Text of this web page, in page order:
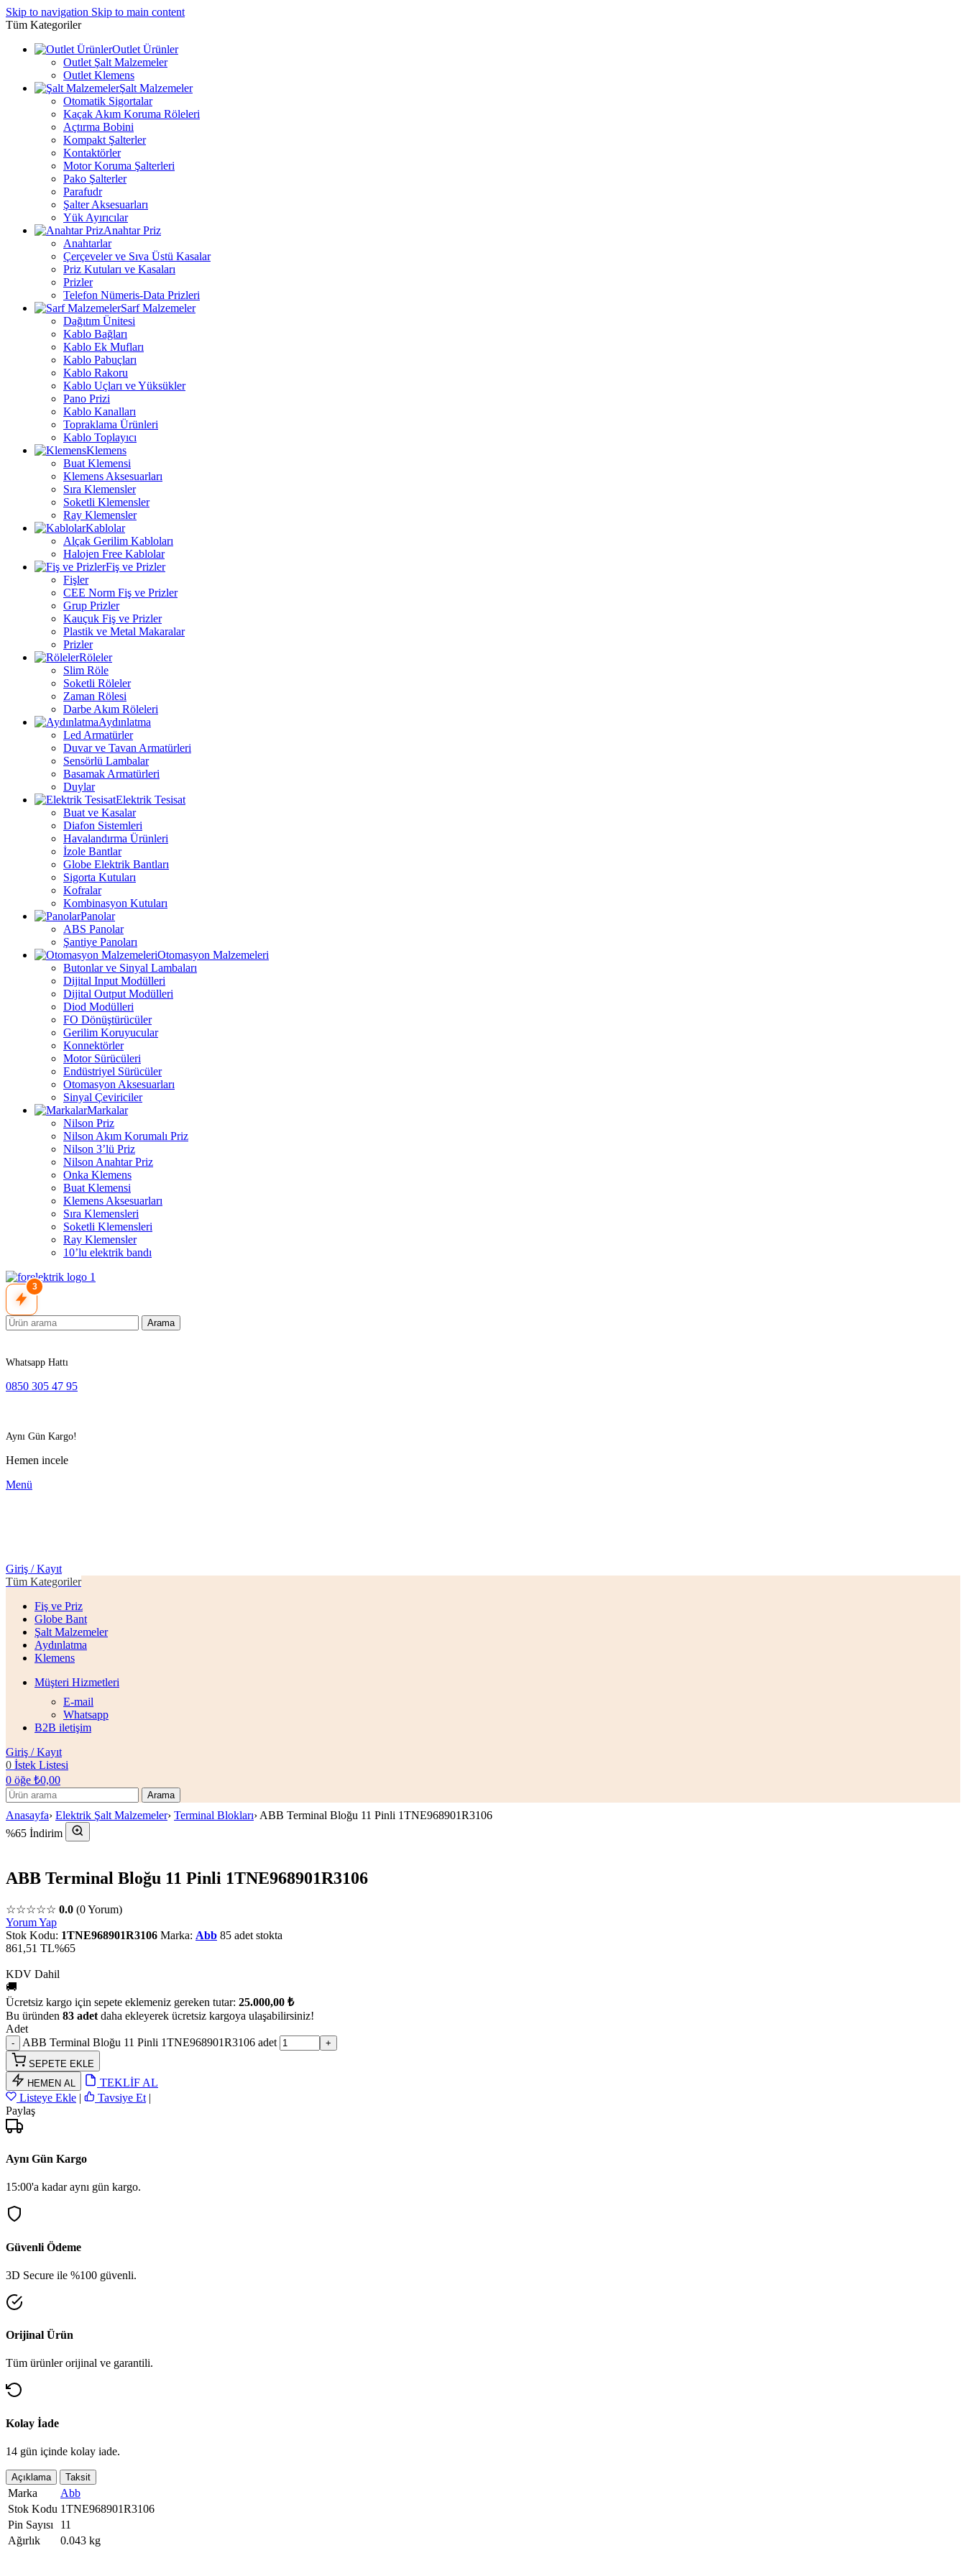
Skip to navigation Skip to main content
Tüm Kategoriler
Outlet Ürünler
Outlet Şalt Malzemeler
Outlet Klemens
Şalt Malzemeler
Otomatik Sigortalar
Kaçak Akım Koruma Röleleri
Açtırma Bobini
Kompakt Şalterler
Kontaktörler
Motor Koruma Şalterleri
Pako Şalterler
Parafudr
Şalter Aksesuarları
Yük Ayırıcılar
Anahtar Priz
Anahtarlar
Çerçeveler ve Sıva Üstü Kasalar
Priz Kutuları ve Kasaları
Prizler
Telefon Nümeris-Data Prizleri
Sarf Malzemeler
Dağıtım Ünitesi
Kablo Bağları
Kablo Ek Mufları
Kablo Pabuçları
Kablo Rakoru
Kablo Uçları ve Yüksükler
Pano Prizi
Kablo Kanalları
Topraklama Ürünleri
Kablo Toplayıcı
Klemens
Buat Klemensi
Klemens Aksesuarları
Sıra Klemensler
Soketli Klemensler
Ray Klemensler
Kablolar
Alçak Gerilim Kabloları
Halojen Free Kablolar
Fiş ve Prizler
Fişler
CEE Norm Fiş ve Prizler
Grup Prizler
Kauçuk Fiş ve Prizler
Plastik ve Metal Makaralar
Prizler
Röleler
Slim Röle
Soketli Röleler
Zaman Rölesi
Darbe Akım Röleleri
Aydınlatma
Led Armatürler
Duvar ve Tavan Armatürleri
Sensörlü Lambalar
Basamak Armatürleri
Duylar
Elektrik Tesisat
Buat ve Kasalar
Diafon Sistemleri
Havalandırma Ürünleri
İzole Bantlar
Globe Elektrik Bantları
Sigorta Kutuları
Kofralar
Kombinasyon Kutuları
Panolar
ABS Panolar
Şantiye Panoları
Otomasyon Malzemeleri
Butonlar ve Sinyal Lambaları
Dijital Input Modülleri
Dijital Output Modülleri
Diod Modülleri
FO Dönüştürücüler
Gerilim Koruyucular
Konnektörler
Motor Sürücüleri
Endüstriyel Sürücüler
Otomasyon Aksesuarları
Sinyal Çeviriciler
Markalar
Nilson Priz
Nilson Akım Korumalı Priz
Nilson 3’lü Priz
Nilson Anahtar Priz
Onka Klemens
Buat Klemensi
Klemens Aksesuarları
Sıra Klemensleri
Soketli Klemensleri
Ray Klemensler
10’lu elektrik bandı
3
Arama
Whatsapp Hattı
0850 305 47 95
Aynı Gün Kargo!
Hemen incele
Menü
Giriş / Kayıt
Tüm Kategoriler
Fiş ve Priz
Globe Bant
Şalt Malzemeler
Aydınlatma
Klemens
Müşteri Hizmetleri
E-mail
Whatsapp
B2B iletişim
Giriş / Kayıt
0 İstek Listesi
0 öğe ₺0,00
Arama
Anasayfa› Elektrik Şalt Malzemeler› Terminal Blokları› ABB Terminal Bloğu 11 Pinli 1TNE968901R3106
%65 İndirim
ABB Terminal Bloğu 11 Pinli 1TNE968901R3106
☆☆☆☆☆ 0.0 (0 Yorum)
Yorum Yap
Stok Kodu: 1TNE968901R3106 Marka: Abb 85 adet stokta
861,51 TL%65
KDV Dahil
🚚
Ücretsiz kargo için sepete eklemeniz gereken tutar: 25.000,00 ₺
Bu üründen 83 adet daha ekleyerek ücretsiz kargoya ulaşabilirsiniz!
Adet
ABB Terminal Bloğu 11 Pinli 1TNE968901R3106 adet
SEPETE EKLE
HEMEN AL
TEKLİF AL
Listeye Ekle | Tavsiye Et |
Paylaş
Aynı Gün Kargo
15:00'a kadar aynı gün kargo.
Güvenli Ödeme
3D Secure ile %100 güvenli.
Orijinal Ürün
Tüm ürünler orijinal ve garantili.
Kolay İade
14 gün içinde kolay iade.
Açıklama Taksit
Marka
Abb
Stok Kodu 1TNE968901R3106
Pin Sayısı
11
Ağırlık
0.043 kg